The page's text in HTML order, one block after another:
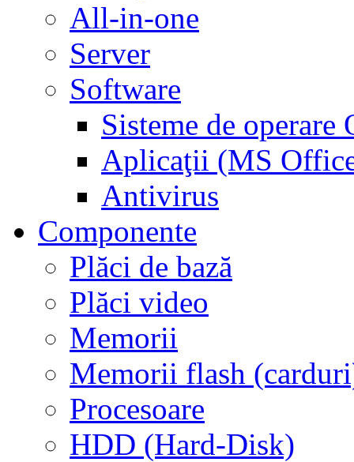
All-in-one
Server
Software
Sisteme de operare
Aplicaţii (MS
Antivirus
Componente
Plăci de bază
Plăci video
Memorii
Memorii flash
Procesoare
HDD (Hard-Disk)